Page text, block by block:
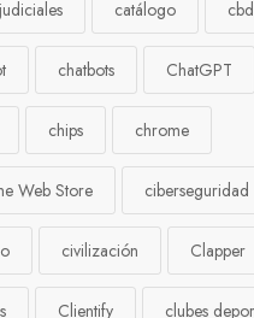
catálogo cbd
chatbots ChatGPT
chips chrome
Web Store ciberseguridad
civilización Clapper
Clientify clubes